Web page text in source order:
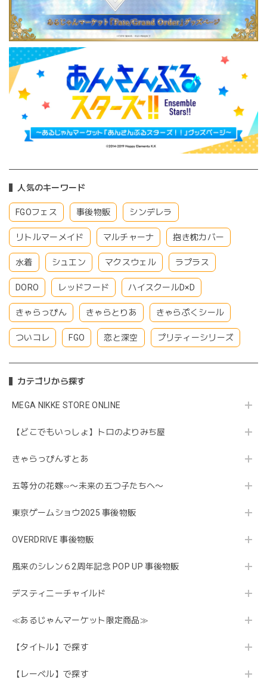
人気のキーワード
FGOフェス 事後物販 シンデレラ
リトルマーメイド マルチャーナ 抱き枕カバー
水着 シュエン マクスウェル ラプラス
DORO レッドフード ハイスクールD×D
きゃらっぴん きゃらとりあ きゃらぷくシール
ついコレ FGO 恋と深空 プリティーシリーズ
カテゴリから探す
MEGA NIKKE STORE ONLINE
【どこでもいっしょ】トロのよりみち屋
きゃらっぴんすとあ
五等分の花嫁∽〜未来の五つ子たちへ〜
東京ゲームショウ2025 事後物販
OVERDRIVE 事後物販
風来のシレン６2周年記念 POP UP 事後物販
デスティニーチャイルド
≪あるじゃんマーケット限定商品≫
【タイトル】で探す
【レーベル】で探す